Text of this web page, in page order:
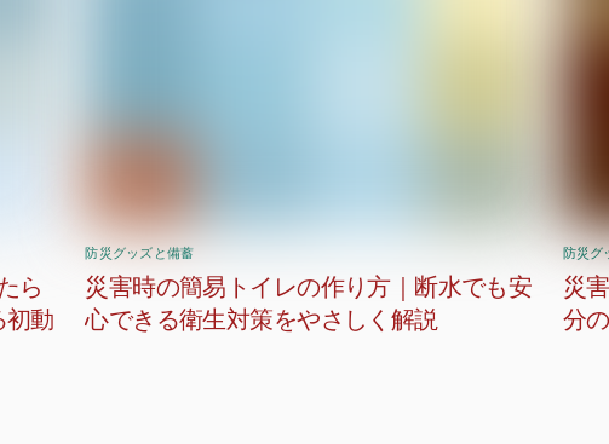
ら
初動
防災グッズと備蓄
災害時の簡易トイレの作り方｜断水でも安
心できる衛生対策をやさしく解説
防災グ
災
分